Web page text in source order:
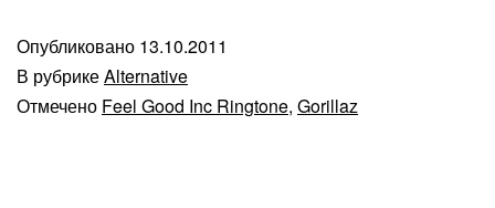
Опубликовано 13.10.2011
В рубрикеAlternative
Отмечено Feel Good Inc Ringtone, Gorillaz